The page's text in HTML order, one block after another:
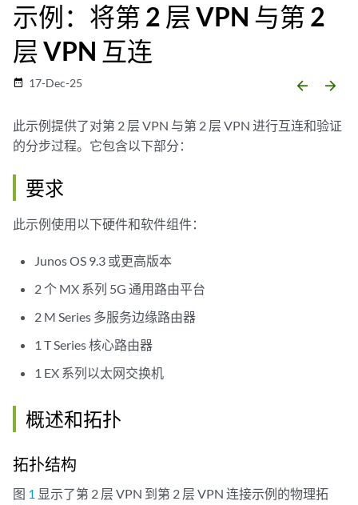
示例：将第 2 层 VPN 与第 2
层 VPN 互连
date_range 17-Dec-25 arrow_backward arrow_forward
此示例提供了对第 2 层 VPN 与第 2 层 VPN 进行互连和验证
的分步过程。它包含以下部分：
要求
此示例使用以下硬件和软件组件：
Junos OS 9.3 或更高版本
2 个 MX 系列 5G 通用路由平台
2 M Series 多服务边缘路由器
1 T Series 核心路由器
1 EX 系列以太网交换机
概述和拓扑
拓扑结构
图 1 显示了第 2 层 VPN 到第 2 层 VPN 连接示例的物理拓